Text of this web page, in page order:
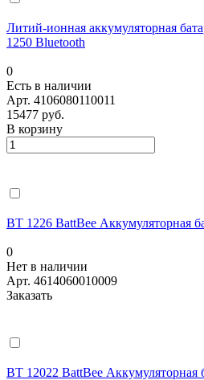
Литий-ионная аккумуляторная
1250 Bluetooth
0
Есть в наличии
Арт. 4106080110011
15477 руб.
В корзину
BT 1226 BattBee Аккумуляторная
0
Нет в наличии
Арт. 4614060010009
Заказать
BT 12022 BattBee Аккумуляторная